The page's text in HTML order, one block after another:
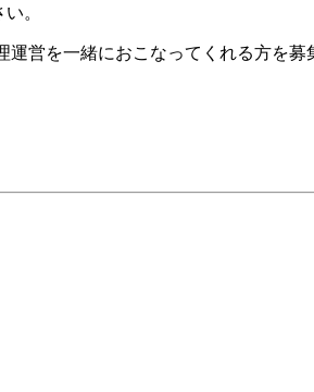
。
営を一緒におこなってくれる方を募